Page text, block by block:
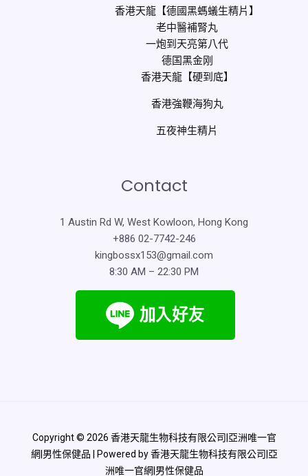
香港天龍【德國黑螞蟻生精片】
老中醫補腎丸
一炮到天亮第八代
德国黑金刚
香港天龍【硬到底】
香港強鞭海狗丸
五夜神生精片
Contact
1 Austin Rd W, West Kowloon, Hong Kong
+886 02-7742-246
kingbossx153@gmail.com
8:30 AM – 22:30 PM
Copyright © 2026 香港天龍生物科技有限公司|亞洲唯一官
網|男性保健品 | Powered by 香港天龍生物科技有限公司|亞
洲唯一官網|男性保健品